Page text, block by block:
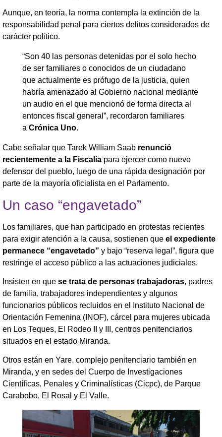
Aunque, en teoría, la norma contempla la extinción de la
responsabilidad penal para ciertos delitos considerados de
carácter político.
“Son 40 las personas detenidas por el solo hecho
de ser familiares o conocidos de un ciudadano
que actualmente es prófugo de la justicia, quien
habría amenazado al Gobierno nacional mediante
un audio en el que mencionó de forma directa al
entonces fiscal general”, recordaron familiares
a Crónica Uno.
Cabe señalar que Tarek William Saab renunció
recientemente a la Fiscalía para ejercer como nuevo
defensor del pueblo, luego de una rápida designación por
parte de la mayoría oficialista en el Parlamento.
Un caso “engavetado”
Los familiares, que han participado en protestas recientes
para exigir atención a la causa, sostienen que el expediente
permanece “engavetado” y bajo “reserva legal”, figura que
restringe el acceso público a las actuaciones judiciales.
Insisten en que se trata de personas trabajadoras, padres
de familia, trabajadores independientes y algunos
funcionarios públicos recluidos en el Instituto Nacional de
Orientación Femenina (INOF), cárcel para mujeres ubicada
en Los Teques, El Rodeo II y III, centros penitenciarios
situados en el estado Miranda.
Otros están en Yare, complejo penitenciario también en
Miranda, y en sedes del Cuerpo de Investigaciones
Científicas, Penales y Criminalísticas (Cicpc), de Parque
Carabobo, El Rosal y El Valle.